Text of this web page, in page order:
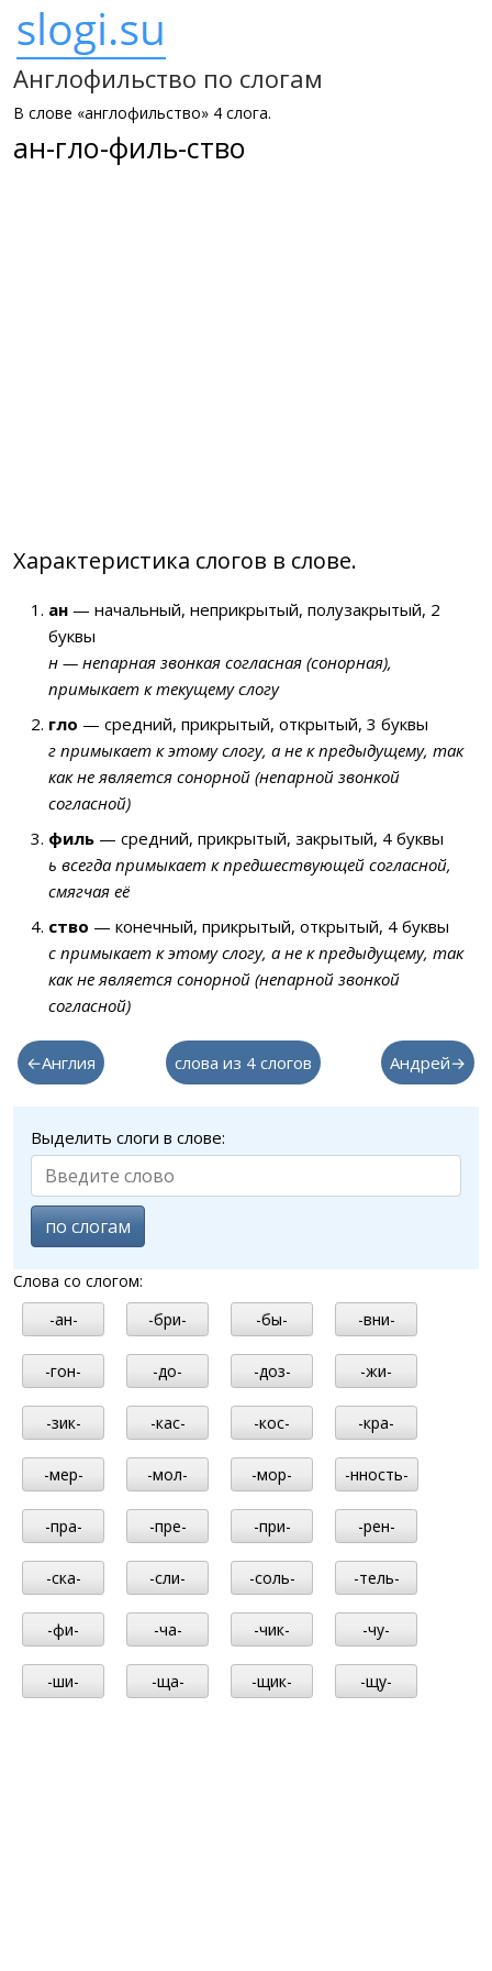
Англофильство по слогам
В слове «англофильство» 4 слога.
ан-гло-филь-ство
Характеристика слогов в слове.
ан — начальный, неприкрытый, полузакрытый, 2
буквы
н — непарная звонкая согласная (сонорная),
примыкает к текущему слогу
гло — средний, прикрытый, открытый, 3 буквы
г примыкает к этому слогу, а не к предыдущему, так
как не является сонорной (непарной звонкой
согласной)
филь — средний, прикрытый, закрытый, 4 буквы
ь всегда примыкает к предшествующей согласной,
смягчая её
ство — конечный, прикрытый, открытый, 4 буквы
с примыкает к этому слогу, а не к предыдущему, так
как не является сонорной (непарной звонкой
согласной)
←Англия слова из 4 слогов Андрей→
Выделить слоги в слове:
по слогам
Слова со слогом:
-ан-
-бри- -бы- -вни-
-гон- -до- -доз- -жи-
-зик- -кас- -кос- -кра-
-мер- -мол- -мор- -нность-
-пра- -пре- -при- -рен-
-ска- -сли- -соль- -тель-
-фи- -ча- -чик- -чу-
-ши- -ща- -щик- -щу-